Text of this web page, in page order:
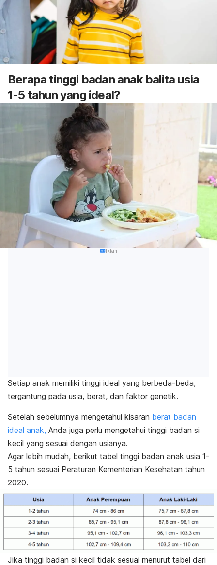
Berapa tinggi badan anak balita usia
1-5 tahun yang ideal?
Iklan
Setiap anak memiliki tinggi ideal yang berbeda-beda,
tergantung pada usia, berat, dan faktor genetik.
Setelah sebelumnya mengetahui kisaran berat badan
ideal anak, Anda juga perlu mengetahui tinggi badan si
kecil yang sesuai dengan usianya.
Agar lebih mudah, berikut tabel tinggi badan anak usia 1-
5 tahun sesuai Peraturan Kementerian Kesehatan tahun
2020.
Jika tinggi badan si kecil tidak sesuai menurut tabel dari